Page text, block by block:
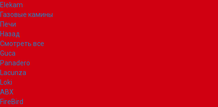
Elekam
Газовые камины
Печи
Назад
Смотреть все
Guca
Panadero
Lacunza
Loki
ABX
FireBird